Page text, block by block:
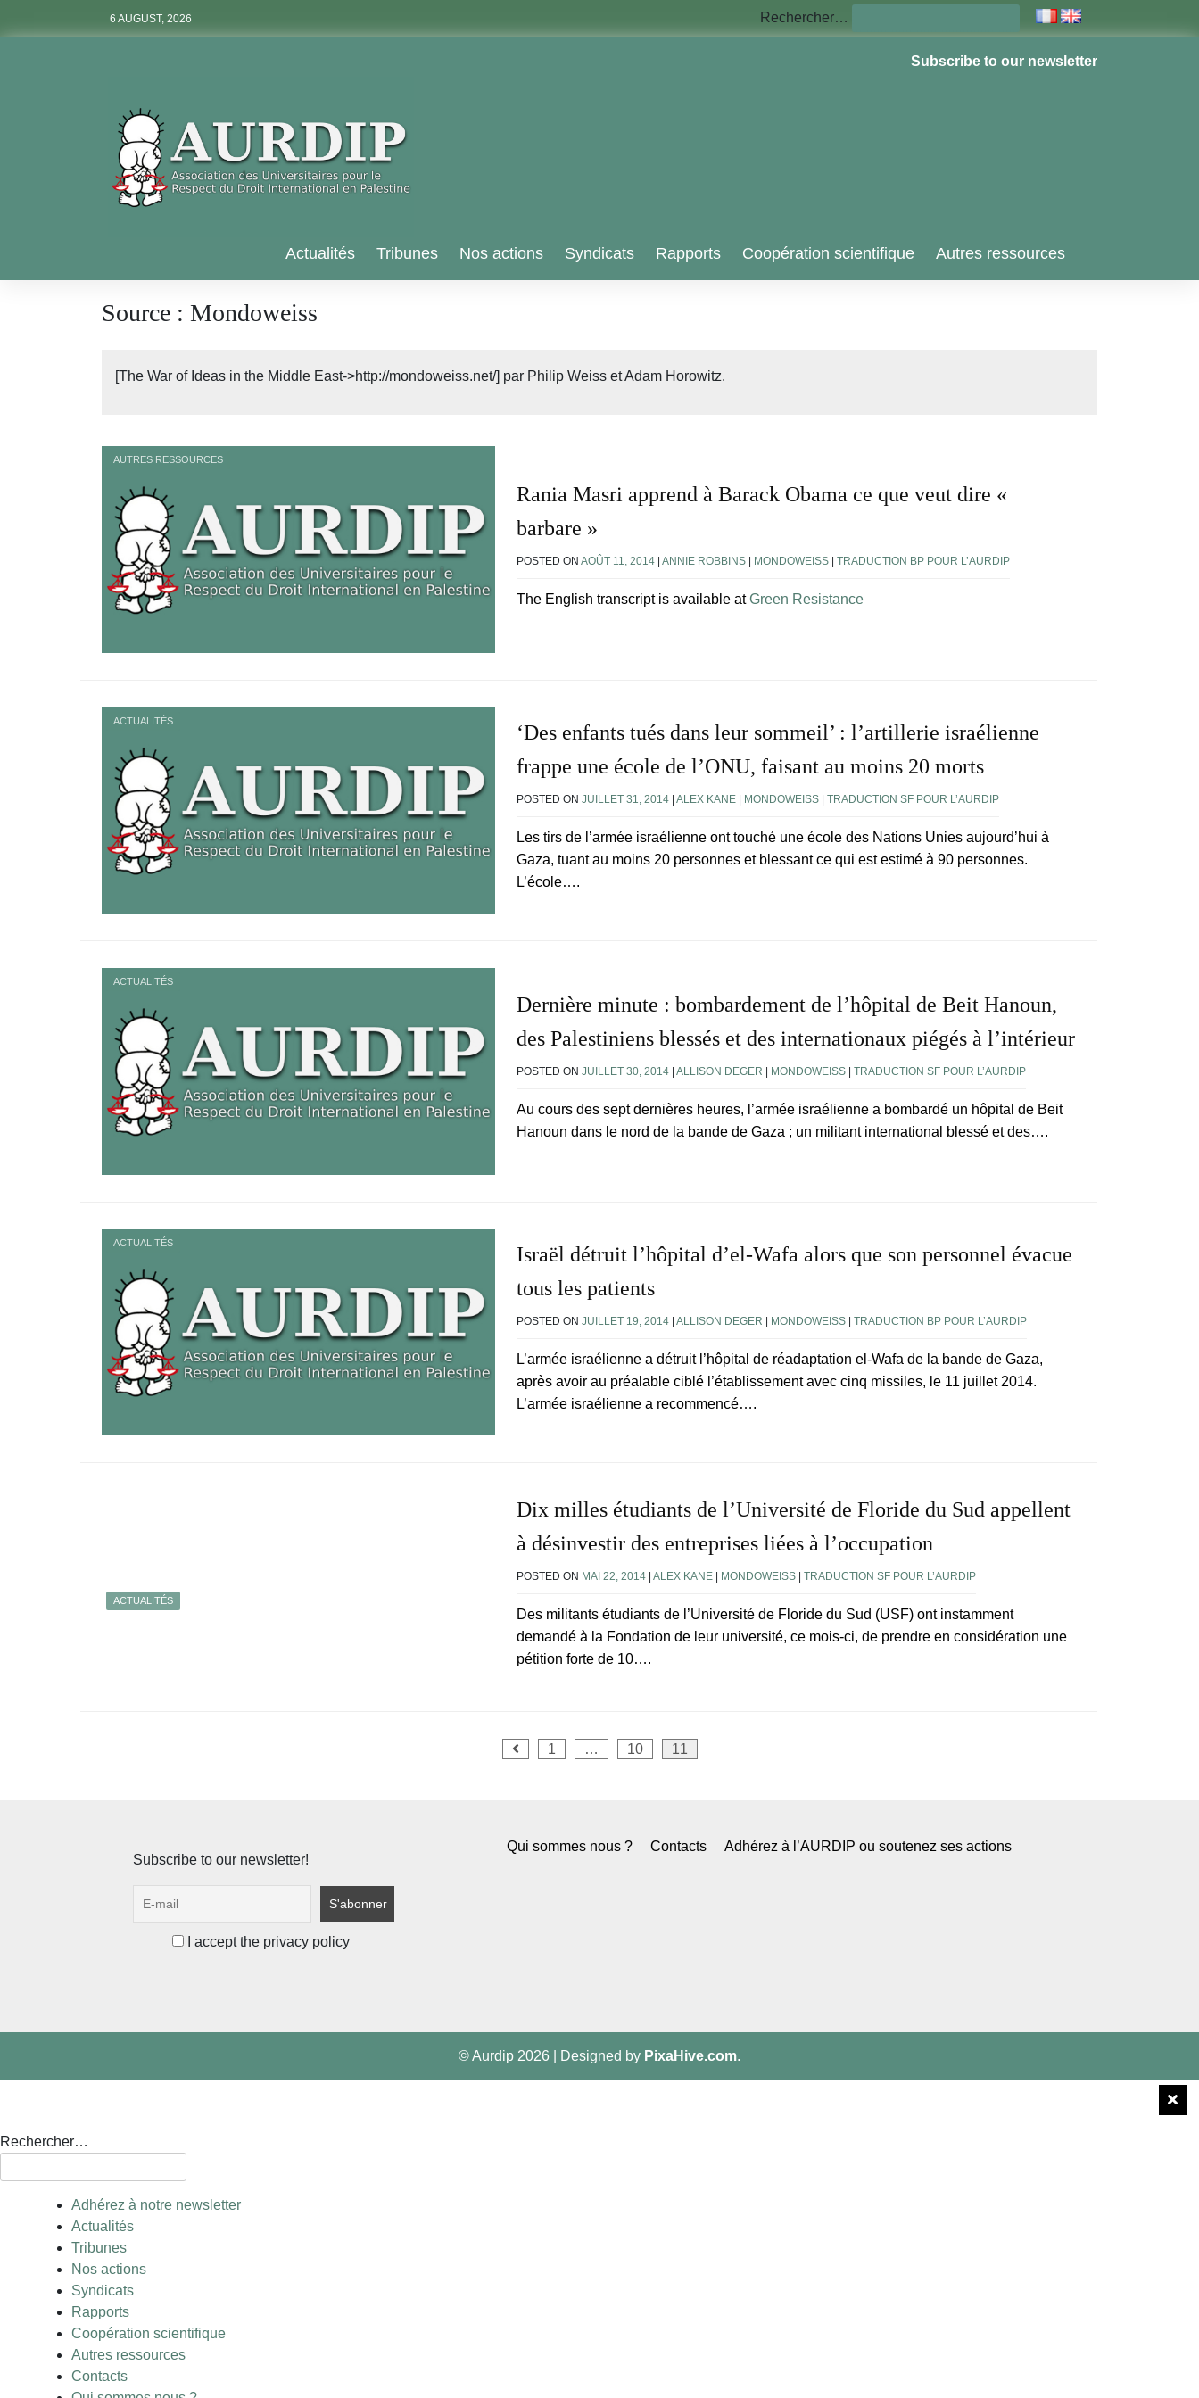
6 AUGUST, 2026 Rechercher…
Subscribe to our newsletter
Aurdip
Actualités Tribunes Nos actions Syndicats Rapports Coopération scientifique Autres ressources
Source : Mondoweiss
[The War of Ideas in the Middle East->http://mondoweiss.net/] par Philip Weiss et Adam Horowitz.
AUTRES RESSOURCES
Rania Masri apprend à Barack Obama ce que veut dire «
barbare »
POSTED ON AOÛT 11, 2014 | ANNIE ROBBINS | MONDOWEISS | TRADUCTION BP POUR L’AURDIP
The English transcript is available atGreen Resistance
ACTUALITÉS
‘Des enfants tués dans leur sommeil’ : l’artillerie israélienne
frappe une école de l’ONU, faisant au moins 20 morts
POSTED ON JUILLET 31, 2014 ALEX KANE MONDOWEISS TRADUCTION SF POUR L’AURDIP
Les tirs de l’armée israélienne ont touché une école des Nations Unies aujourd’hui à
Gaza, tuant au moins 20 personnes et blessant ce qui est estimé à 90 personnes.
L’école….
ACTUALITÉS
Dernière minute : bombardement de l’hôpital de Beit Hanoun,
des Palestiniens blessés et des internationaux piégés à l’intérieur
POSTED ON JUILLET 30, 2014 ALLISON DEGER MONDOWEISS TRADUCTION SF POUR L’AURDIP
Au cours des sept dernières heures, l’armée israélienne a bombardé un hôpital de Beit
Hanoun dans le nord de la bande de Gaza ; un militant international blessé et des….
ACTUALITÉS
Israël détruit l’hôpital d’el-Wafa alors que son personnel évacue
tous les patients
POSTED ON JUILLET 19, 2014 ALLISON DEGER MONDOWEISS TRADUCTION BP POUR L’AURDIP
L’armée israélienne a détruit l’hôpital de réadaptation el-Wafa de la bande de Gaza,
après avoir au préalable ciblé l’établissement avec cinq missiles, le 11 juillet 2014.
L’armée israélienne a recommencé….
ACTUALITÉS
Dix milles étudiants de l’Université de Floride du Sud appellent
à désinvestir des entreprises liées à l’occupation
POSTED ON MAI 22, 2014 ALEX KANE MONDOWEISS TRADUCTION SF POUR L’AURDIP
Des militants étudiants de l’Université de Floride du Sud (USF) ont instamment
demandé à la Fondation de leur université, ce mois-ci, de prendre en considération une
pétition forte de 10….
1 … 10 11
Subscribe to our newsletter!
I accept the privacy policy
Qui sommes nous ? Contacts Adhérez à l’AURDIP ou soutenez ses actions
© Aurdip 2026 Designed by PixaHive.com.
Rechercher…
Adhérez à notre newsletter
Actualités
Tribunes
Nos actions
Syndicats
Rapports
Coopération scientifique
Autres ressources
Contacts